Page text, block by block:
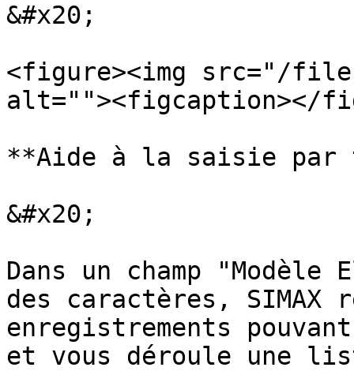
&#x20;
<figure><img src="/files/
alt=""><figcaption></
**Aide à la saisie par
&#x20;
Dans un champ
des caractères, SIMAX
enregistrements
et vous déroule une